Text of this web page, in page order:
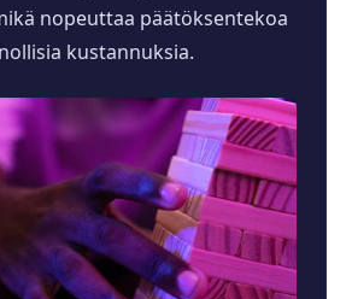
nopeuttaa päätöksentekoa
kustannuksia.